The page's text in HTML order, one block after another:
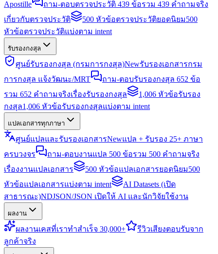
Apostille
ถาม-ตอบตรวจประวัติ 439 ข้อรวม 439 คำถามจริง
เกี่ยวกับตรวจประวัติ
500 หัวข้อตรวจประวัติยอดนิยม500
หัวข้อตรวจประวัติแบ่งตาม intent
รับรองกงสุล
ศูนย์รับรองกงสุล (กรมการกงสุล)Newรับรองเอกสารกรม
การกงสุล แจ้งวัฒนะ/MRT
ถาม-ตอบรับรองกงสุล 652 ข้อ
รวม 652 คำถามจริงเรื่องรับรองกงสุล
1,006 หัวข้อรับรอง
กงสุล1,006 หัวข้อรับรองกงสุลแบ่งตาม intent
แปลเอกสารทุกภาษา
ศูนย์แปลและรับรองเอกสารNewแปล + รับรอง 25+ ภาษา
ครบวงจร
ถาม-ตอบงานแปล 500 ข้อรวม 500 คำถามจริง
เรื่องงานแปลเอกสาร
500 หัวข้อแปลเอกสารยอดนิยม500
หัวข้อแปลเอกสารแบ่งตาม intent
AI Datasets (เปิด
สาธารณะ)NDJSON/JSON เปิดให้ AI และนักวิจัยใช้งาน
ผลงาน
ผลงานเคสที่เราทำสำเร็จ 30,000+ รีวิวเสียงตอบรับจาก
ลูกค้าจริง